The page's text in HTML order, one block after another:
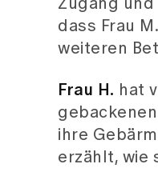
Zugang
dass Frau
weiteren
Frau H. hat
ihre
erzählt, wie